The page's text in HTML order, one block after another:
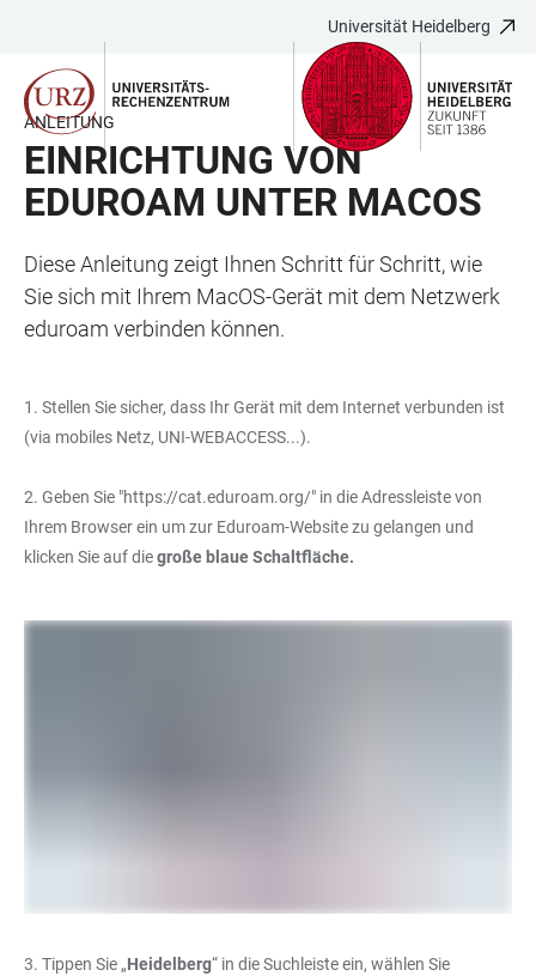
LINKS
ZUR
BARRIEREFREIHEIT
HAUPTINHALT
ÖFFNEN
ÖFFNEN
Universität Heidelberg
ANLEITUNG
EINRICHTUNG VON
EDUROAM UNTER MACOS
Diese Anleitung zeigt Ihnen Schritt für Schritt, wie
Sie sich mit Ihrem MacOS-Gerät mit dem Netzwerk
eduroam verbinden können.
1. Stellen Sie sicher, dass Ihr Gerät mit dem Internet verbunden ist
(via mobiles Netz, UNI-WEBACCESS...).
2. Geben Sie "https://cat.eduroam.org/" in die Adressleiste von
Ihrem Browser ein um zur Eduroam-Website zu gelangen und
klicken Sie auf diegroße blaue Schaltfläche.
3. Tippen Sie „Heidelberg“ in die Suchleiste ein, wählen Sie